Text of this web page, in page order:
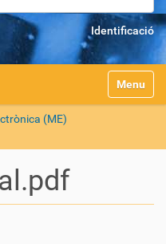
Identificació
Toggle
(ME)